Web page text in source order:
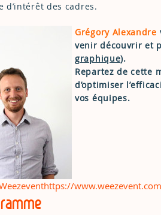
d’intérêt des cadres.
Grégory Alexandre
venir découvrir et
graphique).
Repartez de cette
d’optimiser
vos équipes.
https://